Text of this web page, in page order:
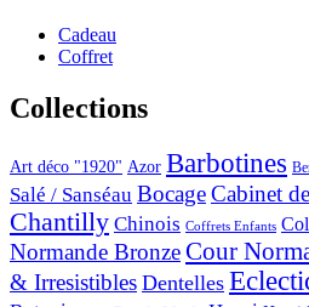
Cadeau
Coffret
Collections
Art déco "1920" Azor Barbotines
Salé / Sanséau BocageCabinet
Chantilly Chinois Coffrets Enfants
Normande BronzeCour
& Irresistibles Dentelles